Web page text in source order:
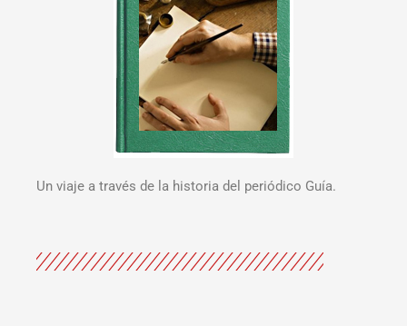
Un viaje a través de la historia del periódico Guía.